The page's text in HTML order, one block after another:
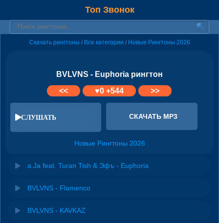
Топ Звонок
Скачать рингтоны / Все категории / Новые Рингтоны 2026
BVLVNS - Euphoria рингтон
<<
♥0+544 >>
СЛУШАТЬ СКАЧАТЬ MP3
Новые Рингтоны 2026
a.Ja feat. Turan Tish & Эфъ - Euphoria
BVLVNS - Flamenco
BVLVNS - KAVKAZ